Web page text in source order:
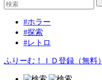
#ホラー
#探索
#レトロ
ふりーむ！ＩＤ登録（無料）